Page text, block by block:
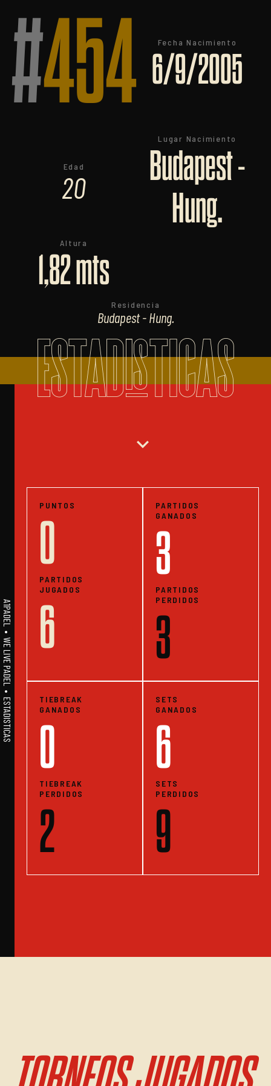
#454 Fecha Nacimiento
6/9/2005
Edad
20
Lugar Nacimiento
Budapest -
Hung.
Altura
1,82 mts
Residencia
Budapest - Hung.
ESTADISTICAS
A1PADEL • WE LIVE PADEL • ESTADISTICAS
expand_more
PUNTOS
0
PARTIDOS
JUGADOS
6
PARTIDOS
GANADOS
3
PARTIDOS
PERDIDOS
3
TIEBREAK
GANADOS
0
TIEBREAK
PERDIDOS
2
SETS
GANADOS
6
SETS
PERDIDOS
9